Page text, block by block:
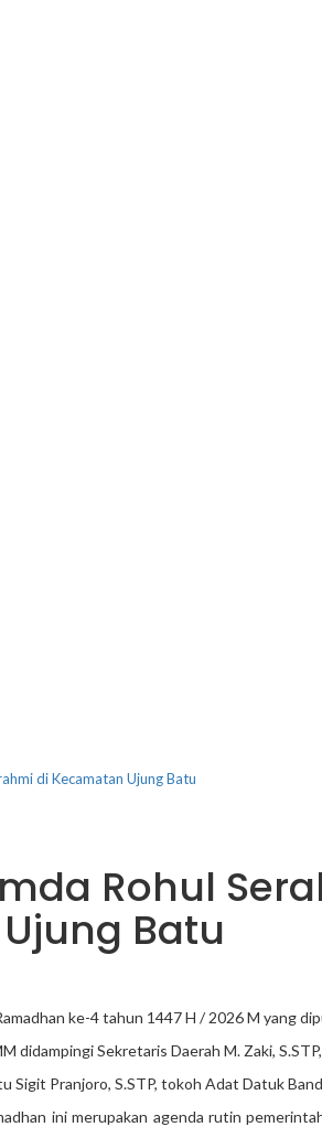
di Kecamatan Ujung Batu
Rohul
Batu
ke-4 tahun 1447 H / 2026 M yang
Sekretaris Daerah M. Zaki,
Sigit Pranjoro, S.STP, tokoh Adat Datuk
ini merupakan agenda rutin